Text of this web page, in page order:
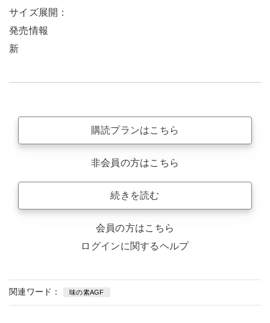
サイズ展開：
発売情報
新
購読プランはこちら
非会員の方はこちら
続きを読む
会員の方はこちら
ログインに関するヘルプ
関連ワード： 味の素AGF